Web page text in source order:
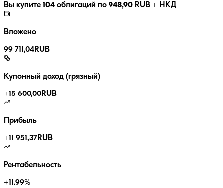
Вы купите 104 облигаций по 948,90 RUB + НКД
Вложено
99 711,04RUB
Купонный доход (грязный)
+15 600,00RUB
Прибыль
+11 951,37RUB
Рентабельность
+11.99%